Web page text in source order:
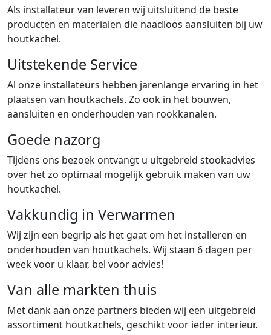
Als installateur van leveren wij uitsluitend de beste
producten en materialen die naadloos aansluiten bij uw
houtkachel.
Uitstekende Service
Al onze installateurs hebben jarenlange ervaring in het
plaatsen van houtkachels. Zo ook in het bouwen,
aansluiten en onderhouden van rookkanalen.
Goede nazorg
Tijdens ons bezoek ontvangt u uitgebreid stookadvies
over het zo optimaal mogelijk gebruik maken van uw
houtkachel.
Vakkundig in Verwarmen
Wij zijn een begrip als het gaat om het installeren en
onderhouden van houtkachels. Wij staan 6 dagen per
week voor u klaar, bel voor advies!
Van alle markten thuis
Met dank aan onze partners bieden wij een uitgebreid
assortiment houtkachels, geschikt voor ieder interieur.